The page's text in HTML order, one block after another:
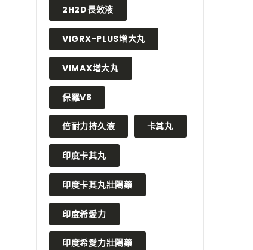
2H2D長效液
VIGRX-PLUS增大丸
VIMAX增大丸
保羅V8
倍耐力持久液 卡其丸
印度卡其丸
印度卡其丸壯陽藥
印度希愛力
印度希愛力壯陽藥